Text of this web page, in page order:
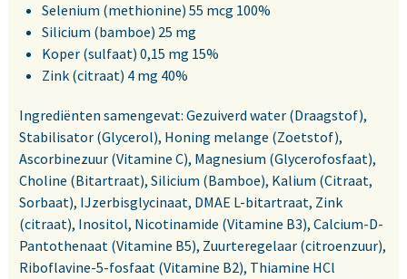
Selenium (methionine) 55 mcg 100%
Silicium (bamboe) 25 mg
Koper (sulfaat) 0,15 mg 15%
Zink (citraat) 4 mg 40%
Ingrediënten samengevat: Gezuiverd water (Draagstof),
Stabilisator (Glycerol), Honing melange (Zoetstof),
Ascorbinezuur (Vitamine C), Magnesium (Glycerofosfaat),
Choline (Bitartraat), Silicium (Bamboe), Kalium (Citraat,
Sorbaat), IJzerbisglycinaat, DMAE L-bitartraat, Zink
(citraat), Inositol, Nicotinamide (Vitamine B3), Calcium-D-
Pantothenaat (Vitamine B5), Zuurteregelaar (citroenzuur),
Riboflavine-5-fosfaat (Vitamine B2), Thiamine HCl